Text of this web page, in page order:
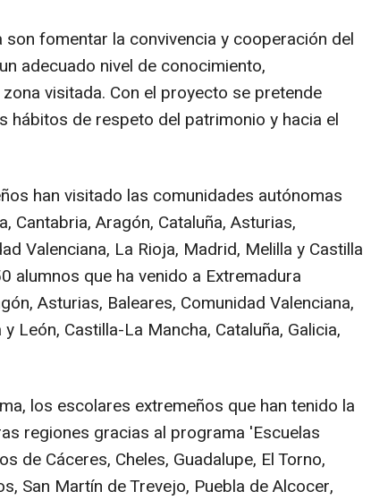
fomentar la convivencia y cooperación del
adecuado nivel de conocimiento,
visitada. Con el proyecto se pretende
hábitos de respeto del patrimonio y hacia el
han visitado las comunidades autónomas
Cantabria, Aragón, Cataluña, Asturias,
Valenciana, La Rioja, Madrid, Melilla y Castilla
alumnos que ha venido a Extremadura
Asturias, Baleares, Comunidad Valenciana,
León, Castilla-La Mancha, Cataluña, Galicia,
los escolares extremeños que han tenido la
regiones gracias al programa 'Escuelas
de Cáceres, Cheles, Guadalupe, El Torno,
San Martín de Trevejo, Puebla de Alcocer,